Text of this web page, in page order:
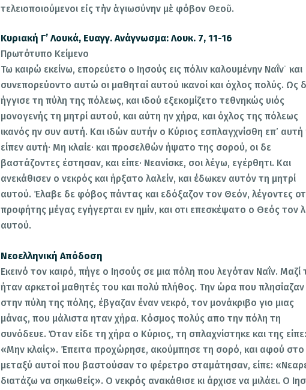
τελειοποιούμενοι εἰς τὴν ἁγιωσύνην μὲ φόβον Θεοῦ.
Κυριακή Γ’ Λουκά, Ευαγγ. Ανάγνωσμα: Λουκ. 7, 11-16
Πρωτότυπο Κείμενο
Τω καιρώ εκείνω, επορεύετο ο Ιησούς εις πόλιν καλουμένην Ναΐν˙ και
συνεπορεύοντο αυτώ οι μαθηταί αυτού ικανοί και όχλος πολύς. Ως
ήγγισε τη πύλη της πόλεως, και ιδού εξεκομίζετο τεθνηκώς υιός
μονογενής τη μητρί αυτού, και αύτη ην χήρα, και όχλος της πόλεως
ικανός ην συν αυτή. Και ιδών αυτήν ο Κύριος εσπλαγχνίσθη επ’ αυτή
είπεν αυτή· Μη κλαίε· και προσελθών ήψατο της σορού, οι δε
βαστάζοντες έστησαν, και είπε· Νεανίσκε, σοι λέγω, εγέρθητι. Και
ανεκάθισεν ο νεκρός και ήρξατο λαλείν, και έδωκεν αυτόν τη μητρί
αυτού. Έλαβε δε φόβος πάντας και εδόξαζον τον Θεόν, λέγοντες
προφήτης μέγας εγήγερται εν ημίν, και οτι επεσκέψατο ο Θεός τον
αυτού.
Νεοελληνική Απόδοση
Εκεινό τον καιρό, πήγε ο Ιησούς σε μια πόλη που λεγόταν Ναΐν. Μαζί
ήταν αρκετοί μαθητές του και πολύ πλήθος. Την ώρα που πλησίαζαν
στην πύλη της πόλης, έβγαζαν έναν νεκρό, τον μονάκριβο γιο μιας
μάνας, που μάλιστα ηταν χήρα. Κόσμος πολύς απο την πόλη τη
συνόδευε. Όταν είδε τη χήρα ο Κύριος, τη σπλαχνίστηκε και της είπε:
«Μην κλαίς». Έπειτα προχώρησε, ακούμπησε τη σορό, και αφού στο
μεταξύ αυτοί που βαστούσαν το φέρετρο σταμάτησαν, είπε:
διατάζω να σηκωθείς». Ο νεκρός ανακάθισε κι άρχισε να μιλάει. Ο